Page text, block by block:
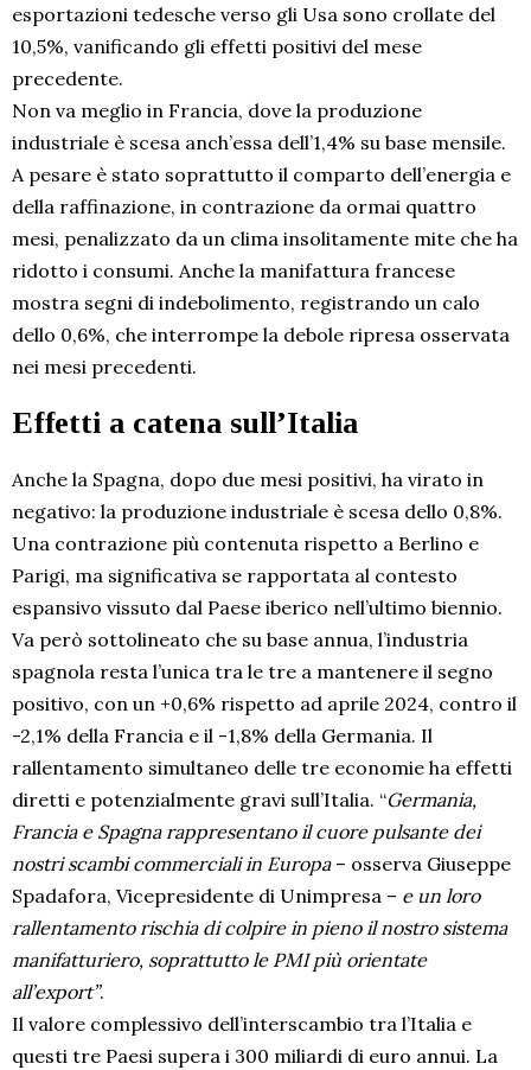
esportazioni tedesche verso gli Usa sono crollate del
10,5%, vanificando gli effetti positivi del mese
precedente.
Non va meglio in Francia, dove la produzione
industriale è scesa anch’essa dell’1,4% su base mensile.
A pesare è stato soprattutto il comparto dell’energia e
della raffinazione, in contrazione da ormai quattro
mesi, penalizzato da un clima insolitamente mite che ha
ridotto i consumi. Anche la manifattura francese
mostra segni di indebolimento, registrando un calo
dello 0,6%, che interrompe la debole ripresa osservata
nei mesi precedenti.
Effetti a catena sull’Italia
Anche la Spagna, dopo due mesi positivi, ha virato in
negativo: la produzione industriale è scesa dello 0,8%.
Una contrazione più contenuta rispetto a Berlino e
Parigi, ma significativa se rapportata al contesto
espansivo vissuto dal Paese iberico nell’ultimo biennio.
Va però sottolineato che su base annua, l’industria
spagnola resta l’unica tra le tre a mantenere il segno
positivo, con un +0,6% rispetto ad aprile 2024, contro il
-2,1% della Francia e il -1,8% della Germania. Il
rallentamento simultaneo delle tre economie ha effetti
diretti e potenzialmente gravi sull’Italia. “Germania,
Francia e Spagna rappresentano il cuore pulsante dei
nostri scambi commerciali in Europa– osserva Giuseppe
Spadafora, Vicepresidente di Unimpresa – e un loro
rallentamento rischia di colpire in pieno il nostro sistema
manifatturiero, soprattutto le PMI più orientate
all’export”.
Il valore complessivo dell’interscambio tra l’Italia e
questi tre Paesi supera i 300 miliardi di euro annui. La